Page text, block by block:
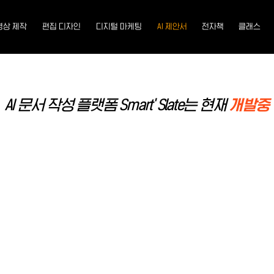
상 제작 편집 디자인 디지털 마케팅 AI 제안서 전자책 클래스
AI 문서 작성 플랫폼 Smart' Slate는 현재개발중